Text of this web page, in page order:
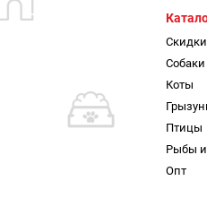
Собаки
Коты
Птицы
Рыбы
Опт